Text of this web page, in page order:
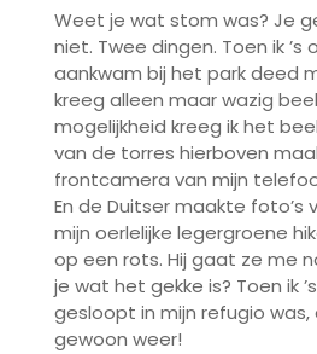
Weet je wat stom was? Je
niet. Twee dingen. Toen ik ’s
aankwam bij het park deed
kreeg alleen maar wazig
mogelijkheid kreeg ik het
van de torres hierboven
frontcamera van mijn
En de Duitser maakte foto’s
mijn oerlelijke legergroene
op een rots. Hij gaat ze me
je wat het gekke is? Toen ik
gesloopt in mijn refugio
gewoon weer!